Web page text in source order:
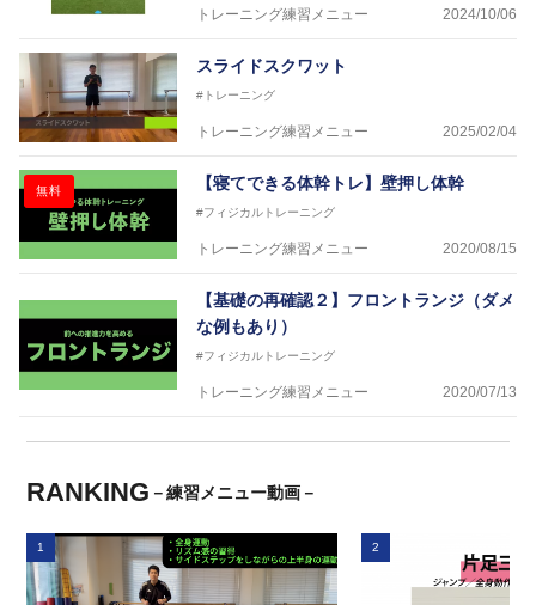
トレーニング練習メニュー 2024/10/06
スライドスクワット
#トレーニング
トレーニング練習メニュー 2025/02/04
無料 【寝てできる体幹トレ】壁押し体幹
#フィジカルトレーニング
トレーニング練習メニュー 2020/08/15
【基礎の再確認２】フロントランジ（ダメ
な例もあり）
#フィジカルトレーニング
トレーニング練習メニュー 2020/07/13
RANKING －練習メニュー動画－
1 2